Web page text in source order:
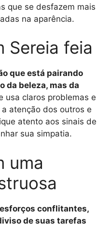
que se desfazem mais
na aparência.
Sereia feia
que está pairando
da beleza, mas da
usa claros problemas e
atenção dos outros e
atento aos sinais de
sua simpatia.
uma
conflitantes,
de suas tarefas